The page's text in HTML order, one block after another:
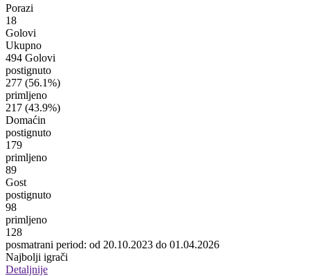
Porazi
18
Golovi
Ukupno
494 Golovi
postignuto
277 (56.1%)
primljeno
217 (43.9%)
Domaćin
postignuto
179
primljeno
89
Gost
postignuto
98
primljeno
128
posmatrani period: od 20.10.2023 do 01.04.2026
Najbolji igrači
Detaljnije